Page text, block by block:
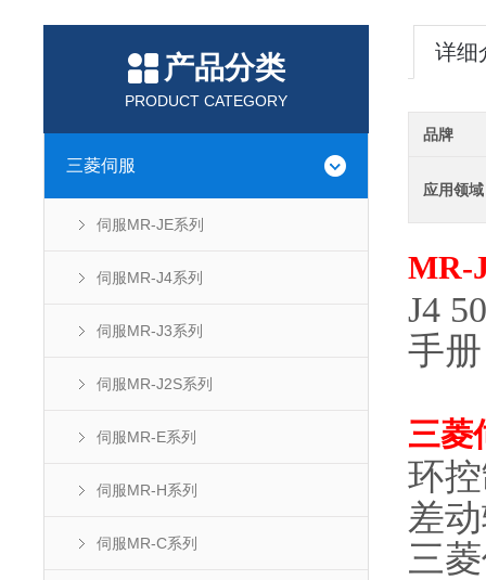
产品分类
PRODUCT CATEGORY
三菱伺服
伺服MR-JE系列
伺服MR-J4系列
伺服MR-J3系列
伺服MR-J2S系列
伺服MR-E系列
伺服MR-H系列
伺服MR-C系列
详细
品牌
应用领域
MR-
J4
手册
三菱
环
差
三